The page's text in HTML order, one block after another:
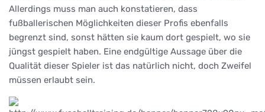
Allerdings muss man auch konstatieren, dass
fußballerischen Möglichkeiten dieser Profis ebenfalls
begrenzt sind, sonst hätten sie kaum dort gespielt, wo sie
jüngst gespielt haben. Eine endgültige Aussage über die
Qualität dieser Spieler ist das natürlich nicht, doch Zweifel
müssen erlaubt sein.